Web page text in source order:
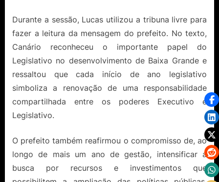
Durante a sessão, Lucas utilizou a tribuna livre para
fazer a leitura da mensagem do prefeito. No texto,
Canário reconheceu o importante papel do
Legislativo no desenvolvimento de Baixa Grande e
ressaltou que cada início de ano legislativo
simboliza a renovação de uma responsabilidade
compartilhada entre os poderes Executivo e
Legislativo.
O prefeito também reafirmou o compromisso de, ao
longo de mais um ano de gestão, intensificar a
busca por recursos e investimentos que